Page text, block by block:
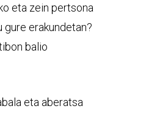
eta zein pertsona
gure erakundetan?
balio
eta aberatsa